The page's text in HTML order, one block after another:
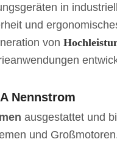
in
und
von
Nennstrom
ausgestattet und
und